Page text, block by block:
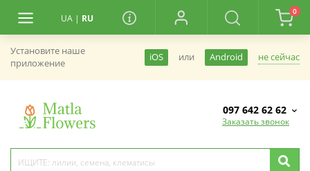
UA | RU
0
Установите наше
приложение
iOS или Android не сейчас
097 642 62 62
Заказать звонок